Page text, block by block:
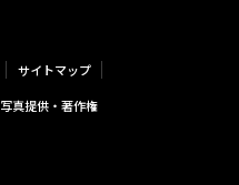
サイトマップ
写真提供・著作権